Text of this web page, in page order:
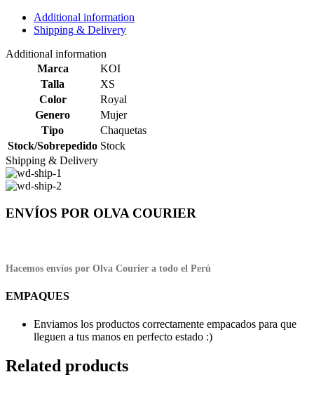
Additional information
Shipping & Delivery
Additional information
Marca
KOI
Talla
XS
Color
Royal
Genero
Mujer
Tipo
Chaquetas
Stock/Sobrepedido Stock
Shipping & Delivery
ENVÍOS POR OLVA COURIER
Hacemos envíos por Olva Courier a todo el Perú
EMPAQUES
Enviamos los productos correctamente empacados para que
lleguen a tus manos en perfecto estado :)
Related products